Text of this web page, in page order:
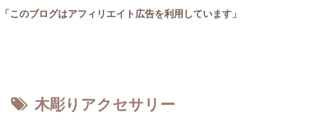
「このブログはアフィリエイト広告を利用しています」
木彫りアクセサリー